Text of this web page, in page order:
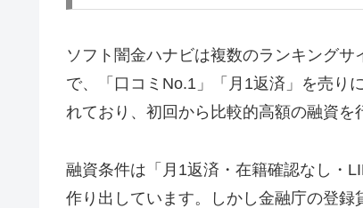
ソフト闇金ハナビは複数のランキング
で、「口コミNo.1」「月1返済」を売り
れており、初回から比較的高額の融資を
融資条件は「月1返済・在籍確認なし・
作り出しています。しかし金融庁の登